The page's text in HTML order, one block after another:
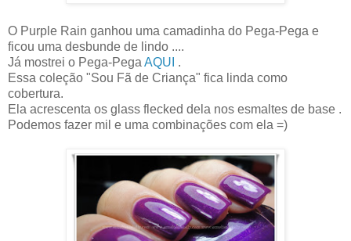
O Purple Rain ganhou uma camadinha do Pega-Pega e
ficou uma desbunde de lindo ....
Já mostrei o Pega-Pega AQUI .
Essa coleção "Sou Fã de Criança" fica linda como
cobertura.
Ela acrescenta os glass flecked dela nos esmaltes de base .
Podemos fazer mil e uma combinações com ela =)